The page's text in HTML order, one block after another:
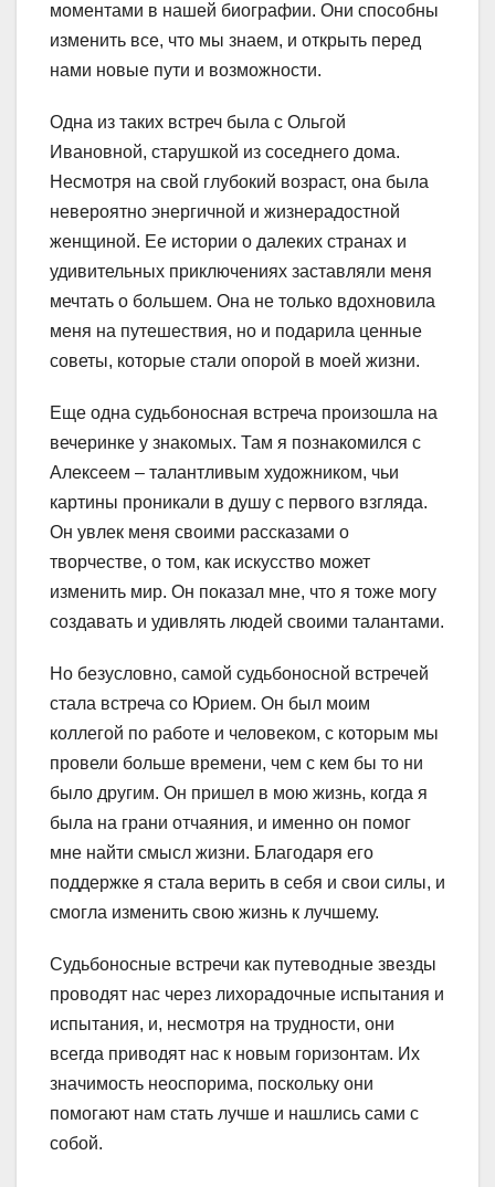
моментами в нашей биографии. Они способны
изменить все, что мы знаем, и открыть перед
нами новые пути и возможности.
Одна из таких встреч была с Ольгой
Ивановной, старушкой из соседнего дома.
Несмотря на свой глубокий возраст, она была
невероятно энергичной и жизнерадостной
женщиной. Ее истории о далеких странах и
удивительных приключениях заставляли меня
мечтать о большем. Она не только вдохновила
меня на путешествия, но и подарила ценные
советы, которые стали опорой в моей жизни.
Еще одна судьбоносная встреча произошла на
вечеринке у знакомых. Там я познакомился с
Алексеем – талантливым художником, чьи
картины проникали в душу с первого взгляда.
Он увлек меня своими рассказами о
творчестве, о том, как искусство может
изменить мир. Он показал мне, что я тоже могу
создавать и удивлять людей своими талантами.
Но безусловно, самой судьбоносной встречей
стала встреча со Юрием. Он был моим
коллегой по работе и человеком, с которым мы
провели больше времени, чем с кем бы то ни
было другим. Он пришел в мою жизнь, когда я
была на грани отчаяния, и именно он помог
мне найти смысл жизни. Благодаря его
поддержке я стала верить в себя и свои силы, и
смогла изменить свою жизнь к лучшему.
Судьбоносные встречи как путеводные звезды
проводят нас через лихорадочные испытания и
испытания, и, несмотря на трудности, они
всегда приводят нас к новым горизонтам. Их
значимость неоспорима, поскольку они
помогают нам стать лучше и нашлись сами с
собой.